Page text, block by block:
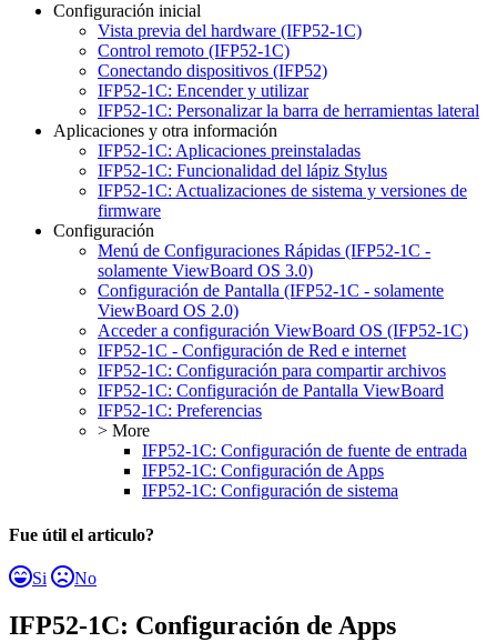
Configuración inicial
Vista previa del hardware (IFP52-1C)
Control remoto (IFP52-1C)
Conectando dispositivos (IFP52)
IFP52-1C: Encender y utilizar
IFP52-1C: Personalizar la barra de herramientas lateral
Aplicaciones y otra información
IFP52-1C: Aplicaciones preinstaladas
IFP52-1C: Funcionalidad del lápiz Stylus
IFP52-1C: Actualizaciones de sistema y versiones de
firmware
Configuración
Menú de Configuraciones Rápidas (IFP52-1C -
solamente ViewBoard OS 3.0)
Configuración de Pantalla (IFP52-1C - solamente
ViewBoard OS 2.0)
Acceder a configuración ViewBoard OS (IFP52-1C)
IFP52-1C - Configuración de Red e internet
IFP52-1C: Configuración para compartir archivos
IFP52-1C: Configuración de Pantalla ViewBoard
IFP52-1C: Preferencias
> More
IFP52-1C: Configuración de fuente de entrada
IFP52-1C: Configuración de Apps
IFP52-1C: Configuración de sistema
Fue útil el articulo?
Si No
IFP52-1C: Configuración de Apps